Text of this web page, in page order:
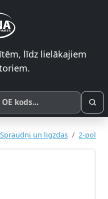
līdz lielākajiem
SKU vai OE koda
Spraudņi un ligzdas 2-pol